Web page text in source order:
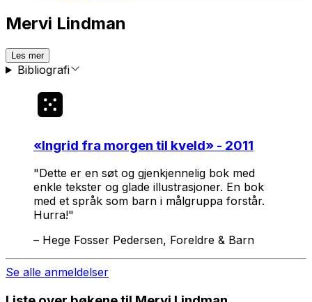
Mervi Lindman
Les mer
Bibliografi
«Ingrid fra morgen til kveld» - 2011
"Dette er en søt og gjenkjennelig bok med
enkle tekster og glade illustrasjoner. En bok
med et språk som barn i målgruppa forstår.
Hurra!"
– Hege Fosser Pedersen, Foreldre & Barn
Se alle anmeldelser